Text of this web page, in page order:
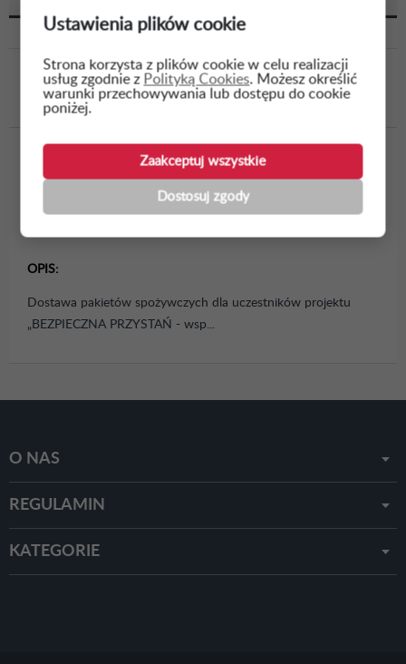
Ustawienia plików cookie
Strona korzysta z plików cookie w celu realizacji
usług zgodnie z Polityką Cookies. Możesz określić
warunki przechowywania lub dostępu do cookie
poniżej.
Zaakceptuj wszystkie
Dostosuj zgody
WSTECZ
Dostawa pakietów spożywczych dla
uczestników projektu „BEZPIECZNA
PRZYSTAŃ - wsparcie osób w kryzysie
OPIS:
Dostawa pakietów spożywczych dla uczestników projektu
„BEZPIECZNA PRZYSTAŃ - wsp...
O NAS
REGULAMIN
KATEGORIE